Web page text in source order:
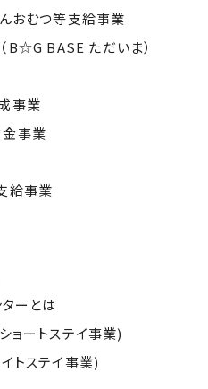
おむつ等支給事業
B☆G BASE ただいま）
事業
事業
給事業
ターとは
ートステイ事業)
トステイ事業)